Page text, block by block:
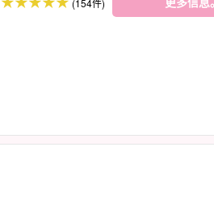
(154件)